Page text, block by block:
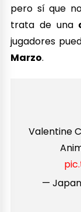
pero sí que
trata de una
jugadores
Marzo.
Valentine
—